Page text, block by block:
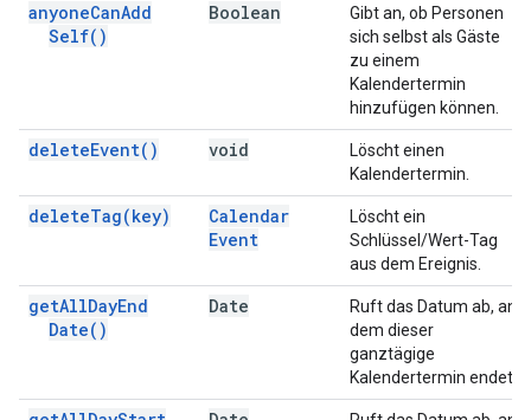
anyoneCanAdd
Self( )
Boolean
Gibt an, ob Personen
sich selbst als Gäste
zu einem
Kalendertermin
hinzufügen können.
deleteEvent( ) void
Löscht einen
Kalendertermin.
deleteTag(key)
Calendar
Event
Löscht ein
Schlüssel/Wert-Tag
aus dem Ereignis.
getAllDayEnd
Date( )
Date
Ruft das Datum ab, an
dem dieser
ganztägige
Kalendertermin endet.